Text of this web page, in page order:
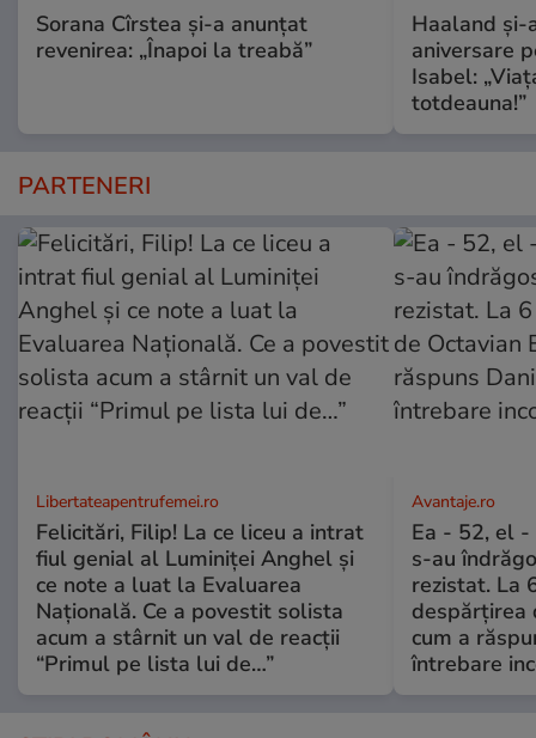
Sorana Cîrstea și-a anunțat
revenirea: „Înapoi la treabă”
Haaland
aniversare
Isabel:
totdeauna!”
PARTENERI
Libertateapentrufemei.ro
Felicitări, Filip! La ce liceu a intrat
fiul genial al Luminiței Anghel și
ce note a luat la Evaluarea
Națională. Ce a povestit solista
acum a stârnit un val de reacții
“Primul pe lista lui de…”
Avantaje.ro
Ea - 52, el -
s-au
rezistat. La
despărțirea
cum a
întrebare